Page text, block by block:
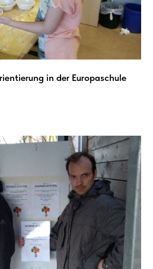
in der Europaschule